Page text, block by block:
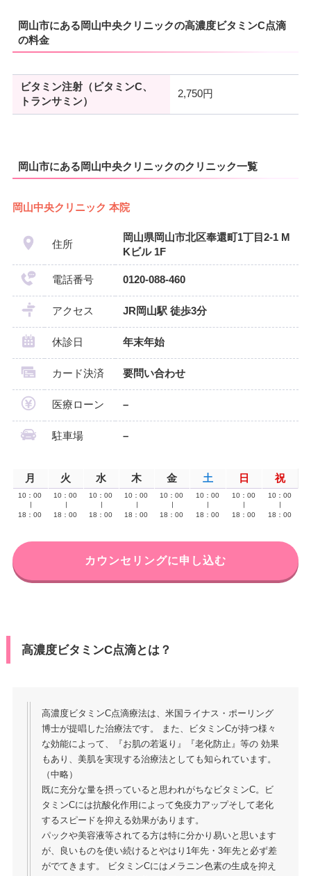
岡山市にある岡山中央クリニックの高濃度ビタミンC点滴
の料金
ビタミン注射（ビタミンC、
トランサミン）
2,750円
岡山市にある岡山中央クリニックのクリニック一覧
岡山中央クリニック 本院
住所
岡山県岡山市北区奉還町1丁目2-1 M
Kビル 1F
電話番号 0120-088-460
アクセス JR岡山駅 徒歩3分
休診日 年末年始
カード決済 要問い合わせ
医療ローン –
駐車場 –
月 火 水 木 金 土 日 祝
10：00
18：00
10：00
18：00
10：00
18：00
10：00
18：00
10：00
18：00
10：00
18：00
10：00
18：00
10：00
18：00
カウンセリングに申し込む
高濃度ビタミンC点滴とは？
高濃度ビタミンC点滴療法は、米国ライナス・ポーリング
博士が提唱した治療法です。 また、ビタミンCが持つ様々
な効能によって、『お肌の若返り』『老化防止』等の 効果
もあり、美肌を実現する治療法としても知られています。
（中略）
既に充分な量を摂っていると思われがちなビタミンC。ビ
タミンCには抗酸化作用によって免疫力アップそして老化
するスピードを抑える効果があります。
パックや美容液等されてる方は特に分かり易いと思います
が、良いものを使い続けるとやはり1年先・3年先と必ず差
がでてきます。 ビタミンCにはメラニン色素の生成を抑え